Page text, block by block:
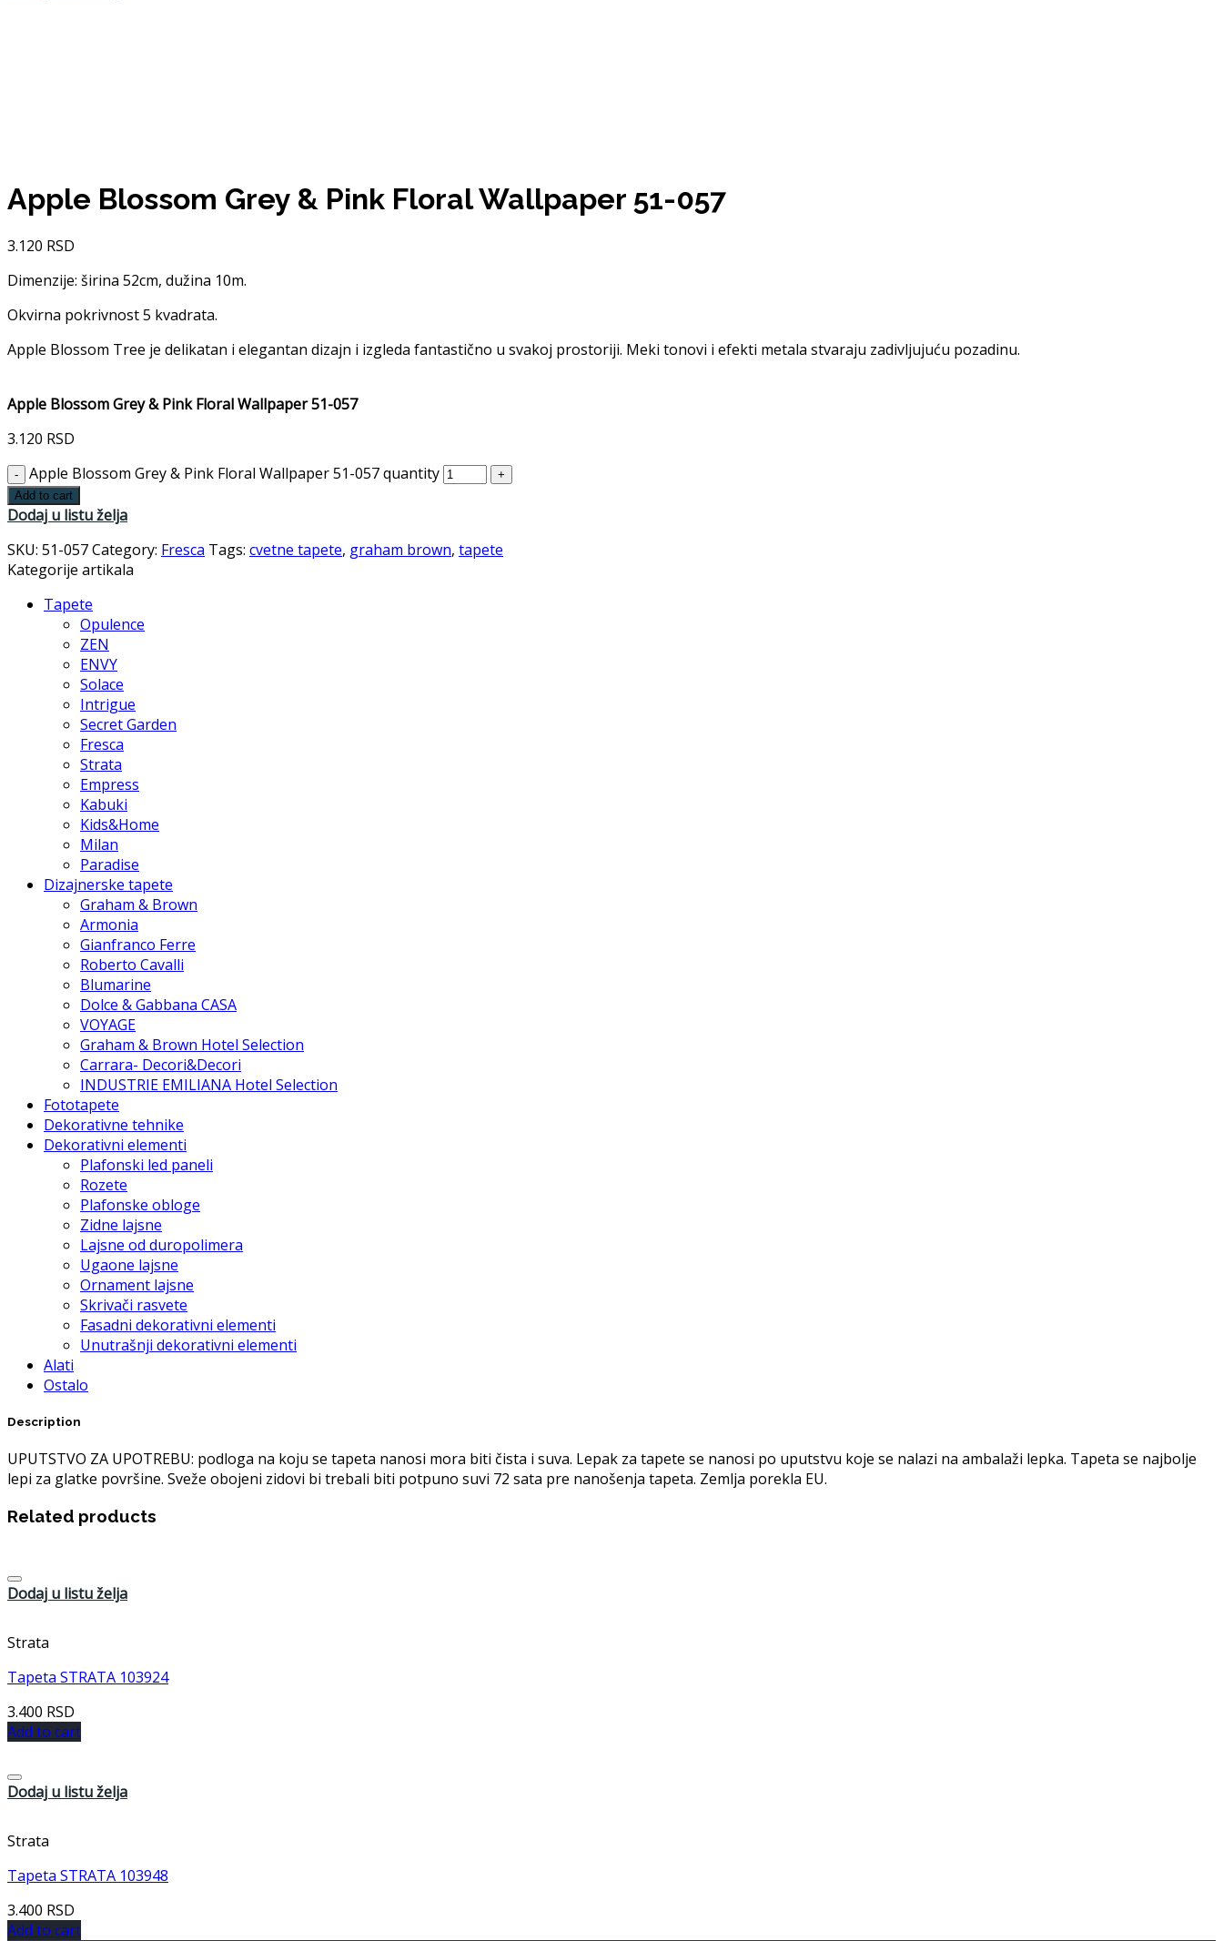
Apple Blossom Grey & Pink Floral Wallpaper 51-057
3.120 RSD
Dimenzije: širina 52cm, dužina 10m.
Okvirna pokrivnost 5 kvadrata.
Apple Blossom Tree je delikatan i elegantan dizajn i izgleda fantastično u svakoj prostoriji. Meki tonovi i efekti metala stvaraju zadivljujuću pozadinu.
Apple Blossom Grey & Pink Floral Wallpaper 51-057
3.120 RSD
Apple Blossom Grey & Pink Floral Wallpaper 51-057 quantity
Add to cart
Dodaj u listu želja
SKU: 51-057Category: Fresca Tags: cvetne tapete, graham brown, tapete
Kategorije artikala
Tapete
Opulence
ZEN
ENVY
Solace
Intrigue
Secret Garden
Fresca
Strata
Empress
Kabuki
Kids&Home
Milan
Paradise
Dizajnerske tapete
Graham & Brown
Armonia
Gianfranco Ferre
Roberto Cavalli
Blumarine
Dolce & Gabbana CASA
VOYAGE
Graham & Brown Hotel Selection
Carrara- Decori&Decori
INDUSTRIE EMILIANA Hotel Selection
Fototapete
Dekorativne tehnike
Dekorativni elementi
Plafonski led paneli
Rozete
Plafonske obloge
Zidne lajsne
Lajsne od duropolimera
Ugaone lajsne
Ornament lajsne
Skrivači rasvete
Fasadni dekorativni elementi
Unutrašnji dekorativni elementi
Alati
Ostalo
Description
UPUTSTVO ZA UPOTREBU: podloga na koju se tapeta nanosi mora biti čista i suva. Lepak za tapete se nanosi po uputstvu koje se nalazi na ambalaži lepka. Tapeta se najbolje
lepi za glatke površine. Sveže obojeni zidovi bi trebali biti potpuno suvi 72 sata pre nanošenja tapeta. Zemlja porekla EU.
Related products
Dodaj u listu želja
Strata
Tapeta STRATA 103924
3.400 RSD
Add to cart
Dodaj u listu želja
Strata
Tapeta STRATA 103948
3.400 RSD
Add to cart